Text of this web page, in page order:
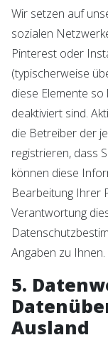
Wir setzen auf
sozialen
Pinterest oder
(typischerweise
diese Elemente
deaktiviert sind.
die Betreiber der
registrieren, dass
können diese
Bearbeitung Ihrer
Verantwortung
Angaben zu Ihnen.
5.
Ausland